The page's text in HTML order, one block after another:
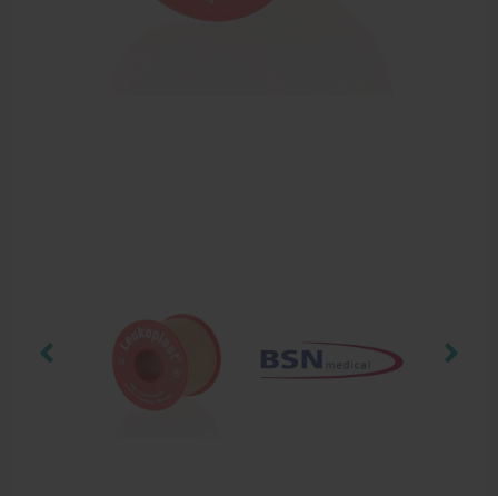
Behandelstoel elektrisch
Aanbiedingen groothandel fysiotherapie en massage